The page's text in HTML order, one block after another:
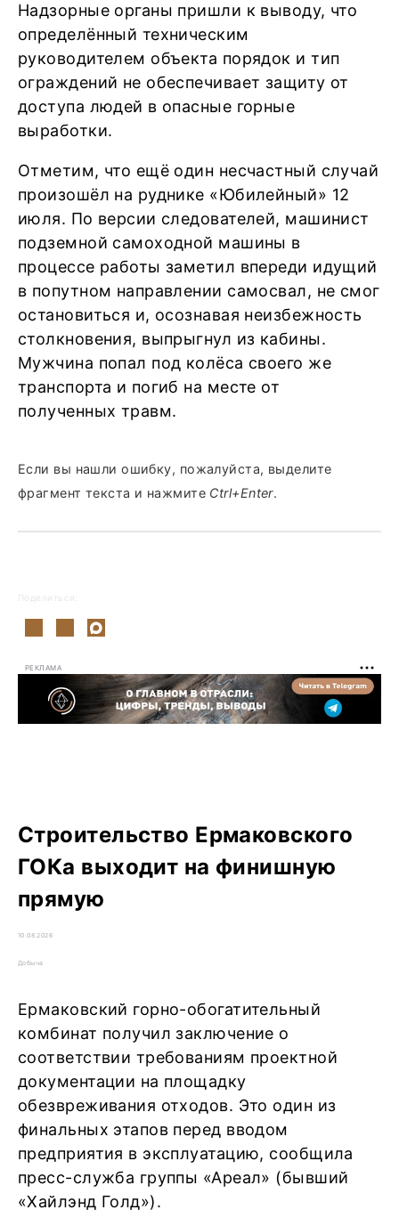
Надзорные органы пришли к выводу, что
определённый техническим
руководителем объекта порядок и тип
ограждений не обеспечивает защиту от
доступа людей в опасные горные
выработки.
Отметим, что ещё один несчастный случай
произошёл на руднике «Юбилейный» 12
июля. По версии следователей, машинист
подземной самоходной машины в
процессе работы заметил впереди идущий
в попутном направлении самосвал, не смог
остановиться и, осознавая неизбежность
столкновения, выпрыгнул из кабины.
Мужчина попал под колёса своего же
транспорта и погиб на месте от
полученных травм.
Если вы нашли ошибку, пожалуйста, выделите
фрагмент текста и нажмите Ctrl+Enter.
Поделиться:
РЕКЛАМА
Строительство Ермаковского
ГОКа выходит на финишную
прямую
10.08.2026
Добыча
Ермаковский горно-обогатительный
комбинат получил заключение о
соответствии требованиям проектной
документации на площадку
обезвреживания отходов. Это один из
финальных этапов перед вводом
предприятия в эксплуатацию, сообщила
пресс-служба группы «Ареал» (бывший
«Хайлэнд Голд»).